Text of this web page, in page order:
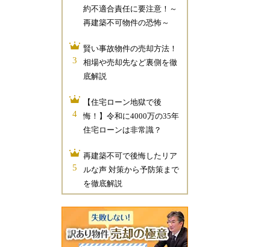
約不適合責任に要注意！～
再建築不可物件の恐怖～
3
賢い事故物件の売却方法！
相場や売却先など裏側を徹
底解説
4
【住宅ローン地獄で後
悔！】令和に4000万の35年
住宅ローンは非常識？
5
再建築不可で後悔したリア
ルな声 対策から予防策まで
を徹底解説